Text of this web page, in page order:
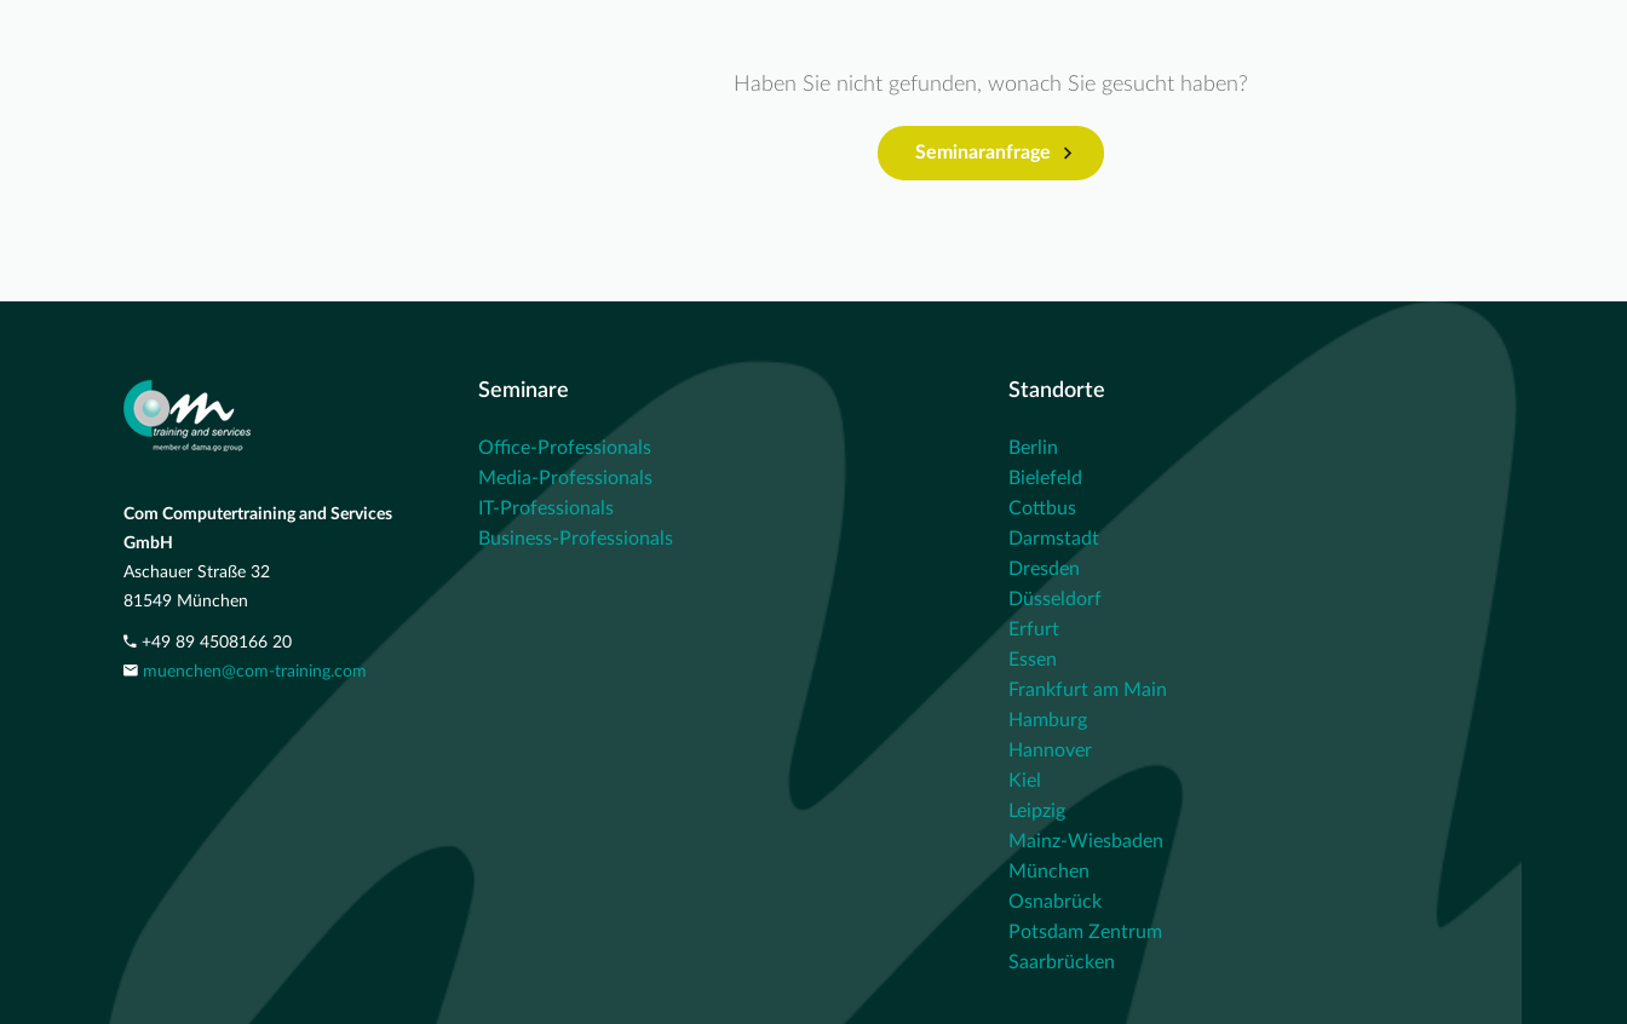
Haben Sie nicht gefunden, wonach Sie gesucht haben?
Seminaranfrage
Com Computertraining and Services
GmbH
Aschauer Straße 32
81549 München
+49 89 4508166 20
muenchen@com-training.com
Seminare
Office-Professionals
Media-Professionals
IT-Professionals
Business-Professionals
Standorte
Berlin
Bielefeld
Cottbus
Darmstadt
Dresden
Düsseldorf
Erfurt
Essen
Frankfurt am Main
Hamburg
Hannover
Kiel
Leipzig
Mainz-Wiesbaden
München
Osnabrück
Potsdam Zentrum
Saarbrücken